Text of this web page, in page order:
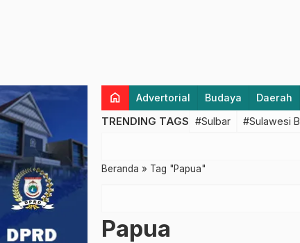
home Advertorial Budaya Daerah
TRENDING TAGS #Sulbar #Sulawesi
Beranda » Tag "Papua"
Papua